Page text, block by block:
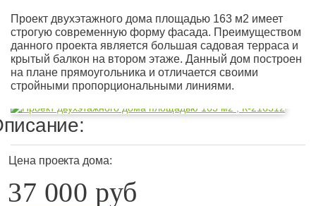
Проект двухэтажного дома площадью 163 м2 имеет
строгую современную форму фасада. Преимуществом
данного проекта является большая садовая терраса и
крытый балкон на втором этаже. Данный дом построен
на плане прямоугольника и отличается своими
стройными пропорциональными линиями.
Цена проекта дома:
37 000 руб